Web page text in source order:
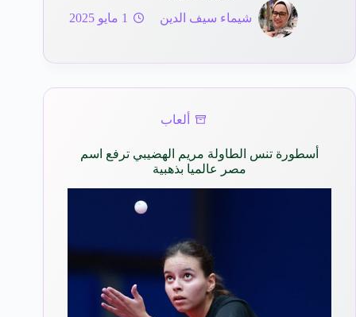
شيماء سيف الدين
1 مايو 2025
ألعاب
أسطورة تنس الطاولة مريم الهضيبي ترفع اسم
مصر عالميا بذهبية